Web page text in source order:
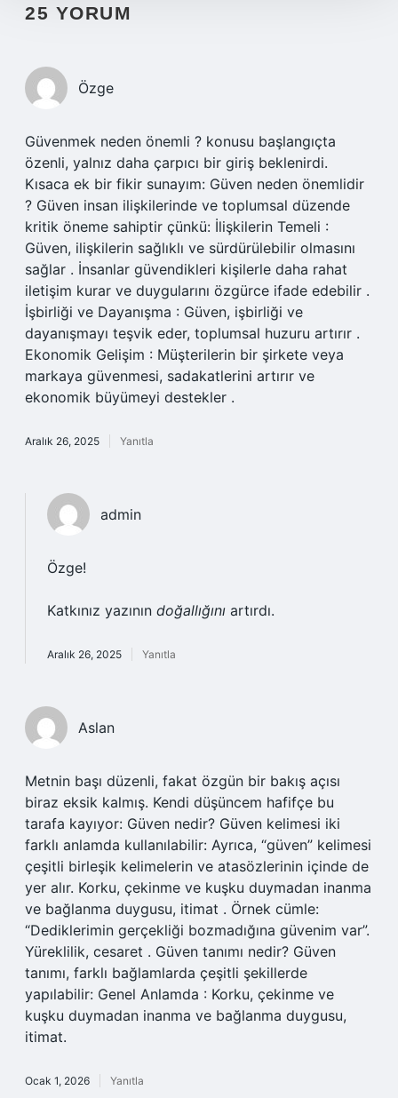
25 YORUM
Özge
Güvenmek neden önemli ? konusu başlangıçta
özenli, yalnız daha çarpıcı bir giriş beklenirdi.
Kısaca ek bir fikir sunayım: Güven neden önemlidir
? Güven insan ilişkilerinde ve toplumsal düzende
kritik öneme sahiptir çünkü: İlişkilerin Temeli :
Güven, ilişkilerin sağlıklı ve sürdürülebilir olmasını
sağlar . İnsanlar güvendikleri kişilerle daha rahat
iletişim kurar ve duygularını özgürce ifade edebilir .
İşbirliği ve Dayanışma : Güven, işbirliği ve
dayanışmayı teşvik eder, toplumsal huzuru artırır .
Ekonomik Gelişim : Müşterilerin bir şirkete veya
markaya güvenmesi, sadakatlerini artırır ve
ekonomik büyümeyi destekler .
Aralık 26, 2025 Yanıtla
admin
Özge!
Katkınız yazının doğallığını artırdı.
Aralık 26, 2025 Yanıtla
Aslan
Metnin başı düzenli, fakat özgün bir bakış açısı
biraz eksik kalmış. Kendi düşüncem hafifçe bu
tarafa kayıyor: Güven nedir? Güven kelimesi iki
farklı anlamda kullanılabilir: Ayrıca, “güven” kelimesi
çeşitli birleşik kelimelerin ve atasözlerinin içinde de
yer alır. Korku, çekinme ve kuşku duymadan inanma
ve bağlanma duygusu, itimat . Örnek cümle:
“Dediklerimin gerçekliği bozmadığına güvenim var”.
Yüreklilik, cesaret . Güven tanımı nedir? Güven
tanımı, farklı bağlamlarda çeşitli şekillerde
yapılabilir: Genel Anlamda : Korku, çekinme ve
kuşku duymadan inanma ve bağlanma duygusu,
itimat.
Ocak 1, 2026 Yanıtla